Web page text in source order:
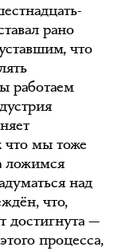
рано
что
работаем
что мы тоже
ложимся
над
что,
достигнута —
процесса,